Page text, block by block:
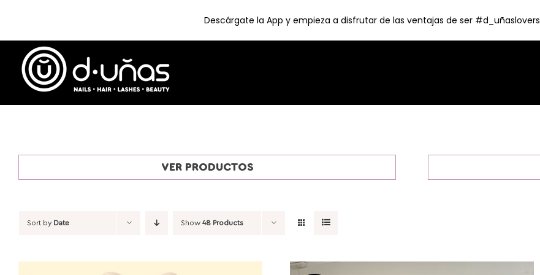
content
VER PRODUCTOS
Sort by Date Show 48 Products
Descárgate la App y empieza a disfrutar de las ventajas de ser #d_uñaslovers